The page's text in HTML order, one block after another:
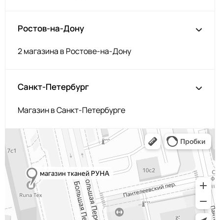
2Травяной
Зелёный
Св.Брусничный
2Марсала
МП-50-F177/2
N048
Сельдерей
2400000679134
168 Орхидея
МП-50-168
F173 Т.Бордовый
МП-50-F173
F196 Пурпур
МП-50-F196
171/2
2Т.Вишнёвый
МП-50-171/2
Ростов-на-Дону
2 магазина в Ростове-на-Дону
Санкт-Петербург
Магазин в Санкт-Петербурге